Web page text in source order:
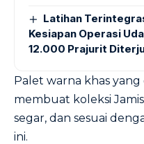
Latihan
Kesiapan Operasi
12.000 Prajurit
Palet warna khas
membuat koleksi
segar, dan sesuai
ini.